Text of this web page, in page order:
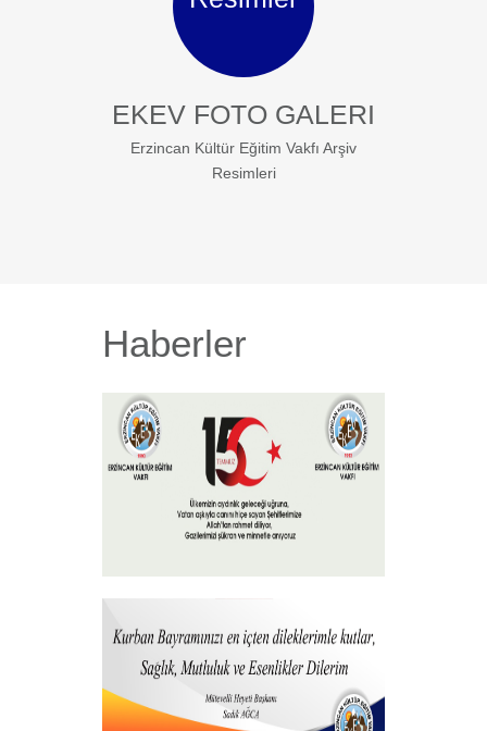
EKEV FOTO GALERI
Erzincan Kültür Eğitim Vakfı Arşiv
Resimleri
Haberler
+